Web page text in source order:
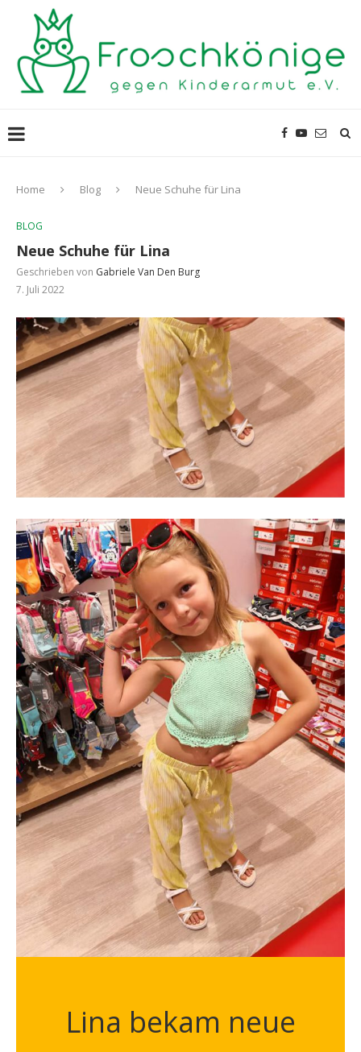
Home Blog Neue Schuhe für Lina
BLOG
Neue Schuhe für Lina
Geschrieben von Gabriele Van Den Burg
7. Juli 2022
Lina bekam neue